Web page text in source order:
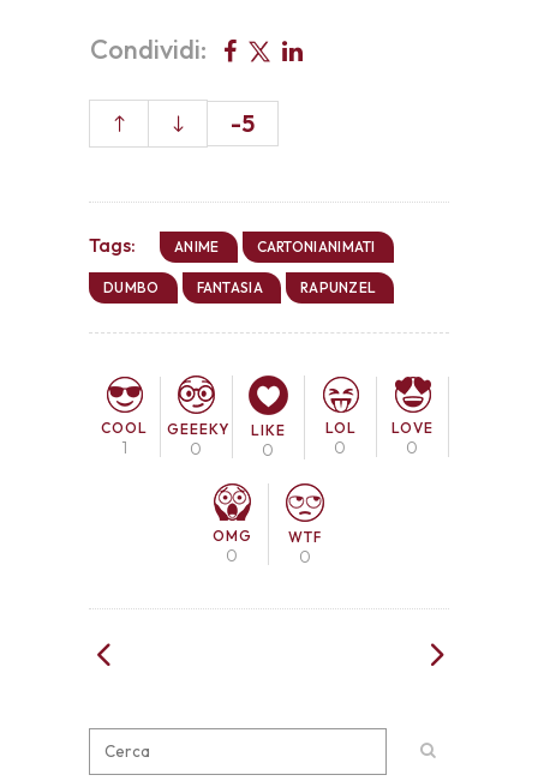
Condividi:
-5
Tags: ANIME CARTONIANIMATI
DUMBO FANTASIA RAPUNZEL
COOL
1
GEEEKY
0
LIKE
0
LOL
0
LOVE
0
OMG
0
WTF
0